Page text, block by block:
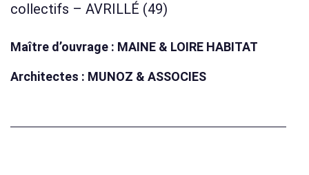
collectifs – AVRILLÉ (49)
Maître d’ouvrage : MAINE & LOIRE HABITAT
Architectes : MUNOZ & ASSOCIES